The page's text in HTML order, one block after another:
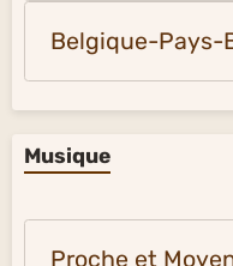
Belgique-Pays-
Musique
Proche et